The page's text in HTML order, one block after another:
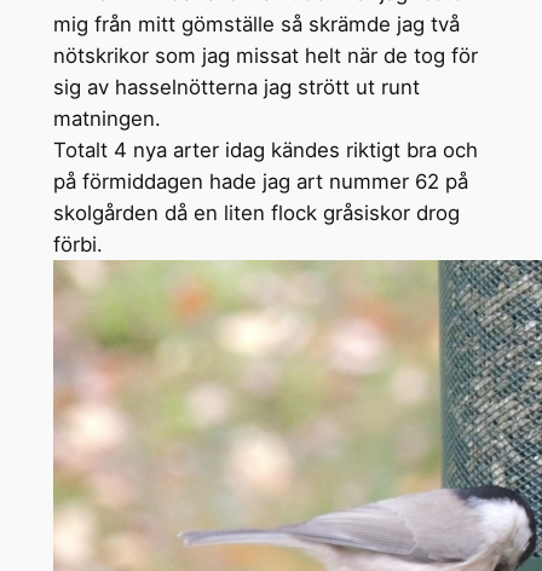
mig från mitt gömställe så skrämde jag två
nötskrikor som jag missat helt när de tog för
sig av hasselnötterna jag strött ut runt
matningen.
Totalt 4 nya arter idag kändes riktigt bra och
på förmiddagen hade jag art nummer 62 på
skolgården då en liten flock gråsiskor drog
förbi.